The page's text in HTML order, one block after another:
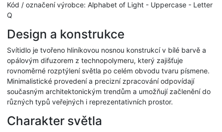
Kód / označení výrobce: Alphabet of Light - Uppercase - Letter
Q
Design a konstrukce
Svítidlo je tvořeno hliníkovou nosnou konstrukcí v bílé barvě a
opálovým difuzorem z technopolymeru, který zajišťuje
rovnoměrné rozptýlení světla po celém obvodu tvaru písmene.
Minimalistické provedení a precizní zpracování odpovídají
současným architektonickým trendům a umožňují začlenění do
různých typů veřejných i reprezentativních prostor.
Charakter světla